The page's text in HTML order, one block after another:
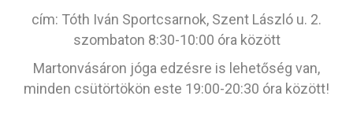
cím: Tóth Iván Sportcsarnok, Szent László u. 2.
szombaton 8:30-10:00 óra között
Martonvásáron jóga edzésre is lehetőség van,
minden csütörtökön este 19:00-20:30 óra között!